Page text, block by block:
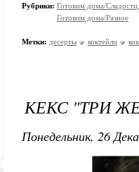
Рубрики: Готовим дома/
Готовим дома/Разное
Метки: десерты коктейли
КЕКС "ТРИ
Понедельник, 26